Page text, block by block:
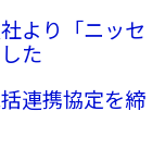
より「ニッセ
た
連携協定を締